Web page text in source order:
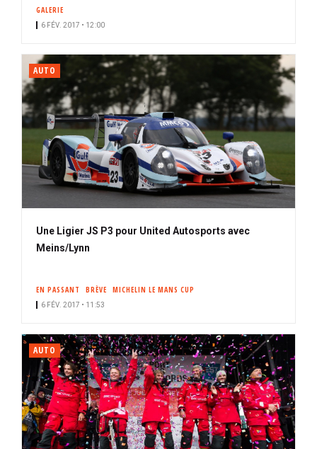
GALERIE
6 FÉV. 2017 • 12:00
AUTO
Une Ligier JS P3 pour United Autosports avec
Meins/Lynn
EN PASSANT BRÈVE MICHELIN LE MANS CUP
6 FÉV. 2017 • 11:53
AUTO